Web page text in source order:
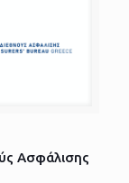
Ασφάλισης